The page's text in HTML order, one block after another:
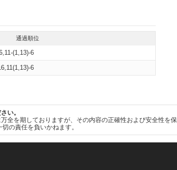
通過順位
(1,13)-6
6
い。
全を期しておりますが、その内容の正確性および安全性を
の責任を負いかねます。